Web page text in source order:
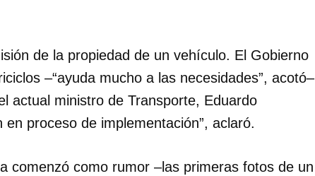
de la propiedad de un vehículo. El Gobierno
–“ayuda mucho a las necesidades”, acotó–
actual ministro de Transporte, Eduardo
proceso de implementación”, aclaró.
comenzó como rumor –las primeras fotos de un